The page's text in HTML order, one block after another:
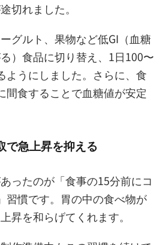
切れました。
グルト、果物など低GI（血糖
）食品に切り替え、1日100〜
ようにしました。さらに、食
間食することで血糖値が安定
で急上昇を抑える
ったのが「食事の15分前にコ
習慣です。胃の中の食べ物が
昇を和らげてくれます。